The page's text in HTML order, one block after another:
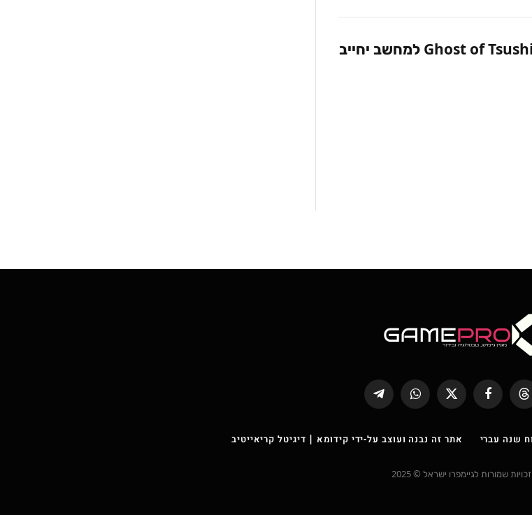
מצב האונליין של Ghost of Tsushima למחשב יחייב
Threads פייסבוק
X
(טוויטר)
WhatsApp
Telegram
שנה עברי אתר זה נבנה ועוצב על-ידי קידומא | דיגיטל קריאייטיב
שמורות לגיימפרו ישראל © 2025